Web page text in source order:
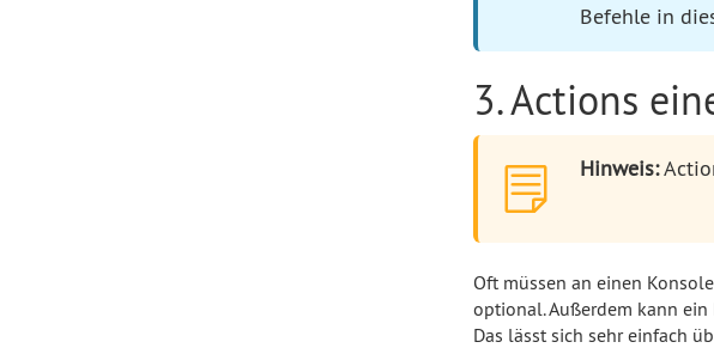
Befehle in
3. Actions
Hinweis:
Oft müssen an einen
optional. Außerdem kann
Das lässt sich sehr einfach